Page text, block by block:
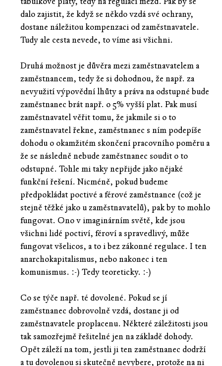
dalo zajistit, že když se někdo vzdá své ochrany,
dostane náležitou kompenzaci od zaměstnavatele.
Tudy ale cesta nevede, to víme asi všichni.
Druhá možnost je důvěra mezi zaměstnavatelem a
zaměstnancem, tedy že si dohodnou, že např. za
nevyužití výpovědní lhůty a práva na odstupné bude
zaměstnanec brát např. o 5% vyšší plat. Pak musí
zaměstnavatel věřit tomu, že jakmile si o to
zaměstnavatel řekne, zaměstnanec s ním podepíše
dohodu o okamžitém skončení pracovního poměru a
že se následně nebude zaměstnanec soudit o to
odstupné. Tohle mi taky nepřijde jako nějaké
funkční řešení. Nicméně, pokud budeme
předpokládat poctivé a férové zaměstnance (což je
stejně těžké jako u zaměstnavatelů), pak by to mohlo
fungovat. Ono v imaginárním světě, kde jsou
všichni lidé poctiví, féroví a spravedlivý, může
fungovat všelicos, a to i bez zákonné regulace. I ten
anarchokapitalismus, nebo nakonec i ten
komunismus. :-) Tedy teoreticky. :-)
Co se týče např. té dovolené. Pokud se jí
zaměstnanec dobrovolně vzdá, dostane ji od
zaměstnavatele proplacenu. Některé záležitosti jsou
tak samozřejmě řešitelné jen na základě dohody.
Opět záleží na tom, jestli ji ten zaměstnanec dodrží
a tu dovolenou si skutečně nevybere, protože na ni